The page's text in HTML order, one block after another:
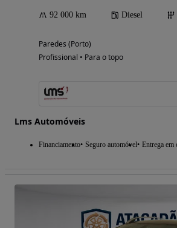
92 000 km Diesel
Paredes (Porto)
Profissional • Para o topo
Lms Automóveis
Financiamento Seguro automóvel Entrega em